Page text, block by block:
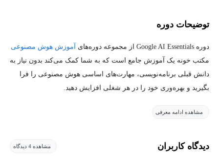
توضیحات دوره
دوره Google AI Essentials از مجموعه دوره‌های
آموزش هوش مصنوعی
مکتب خونه یک آموزش جامع است که به شما کمک می‌کند بدون نیاز به
دانش قبلی برنامه‌نویسی، مهارت‌های اساسی هوش مصنوعی را فرا
بگیرید و بهره‌وری خود را در هر شغلی افزایش دهید.
این دوره توسط متخصصان گوگل طراحی شده است تا شما را با
نیست فقط درباره هوش مصنوعی بخوانید؛ شما یاد می‌گیرید که چگونه
از آن برای حل مشکلات روزمره خود استفاده کنید.
مشاهده ادامه معرفی
دیدگاه کاربران مشاهده 4 دیدگاه